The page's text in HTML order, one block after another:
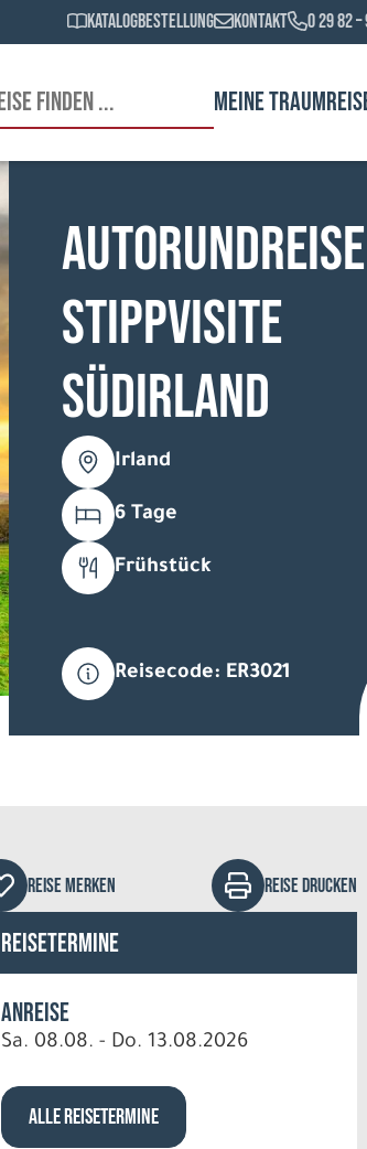
Katalogbestellung Kontakt 0 29 82
MEINE
© Louis-Michel DESERT - stock.adobe.com
Autorundreise
Stippvisite
Südirland
Irland
6 Tage
Frühstück
Reisecode: ER3021
REISE MERKEN REISE DRUCKEN
Reisetermine
Anreise
Sa. 08.08. - Do. 13.08.2026
ALLE REISETERMINE